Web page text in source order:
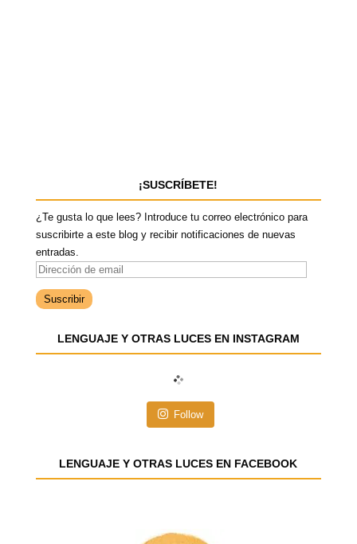
¡SUSCRÍBETE!
¿Te gusta lo que lees? Introduce tu correo electrónico para
suscribirte a este blog y recibir notificaciones de nuevas
entradas.
D
r
c
m
LENGUAJE Y OTRAS LUCES EN INSTAGRAM
Follow
LENGUAJE Y OTRAS LUCES EN FACEBOOK